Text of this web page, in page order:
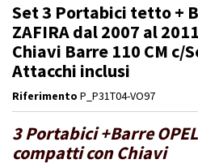
Set 3 Portabici tetto +
ZAFIRA dal 2007 al
Chiavi Barre 110 CM c/
Attacchi inclusi
Riferimento P_P31T04-VO97
3 Portabici +Barre
compatti con Chiavi